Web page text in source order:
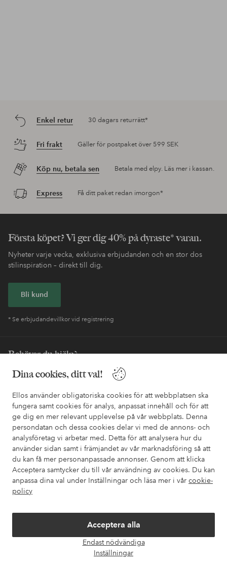
Dina cookies, ditt val!
Ellos använder obligatoriska cookies för att webbplatsen ska
fungera samt cookies för analys, anpassat innehåll och för att
ge dig en mer relevant upplevelse på vår webbplats. Denna
persondatan och dessa cookies delar vi med de annons- och
analysföretag vi arbetar med. Detta för att analysera hur du
använder sidan samt i främjandet av vår marknadsföring så att
du kan få mer personanpassade annonser. Genom att klicka
Acceptera samtycker du till vår användning av cookies. Du kan
anpassa dina val under Inställningar och läsa mer i vår cookie-
policy
Acceptera alla
Endast nödvändiga
Inställningar
Enkel retur 30 dagars returrätt*
Fri frakt Gäller för postpaket över 599 SEK
Köp nu, betala sen Betala med elpy. Läs mer i kassan.
Express Få ditt paket redan imorgon*
Första köpet? Vi ger dig 40% på dyraste* varan.
Nyheter varje vecka, exklusiva erbjudanden och en stor dos
stilinspiration – direkt till dig.
Bli kund
* Se erbjudandevillkor vid registrering
Behöver du hjälp?
I vår FAQ hittar du svaren på de vanligaste frågorna. Här finns
också information om hur du enklast kontaktar oss.
Kundservice Beställning Betalsätt
Mina sidor
Om Ellos
Villkor